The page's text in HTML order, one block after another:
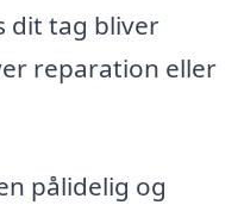
dit tag bliver
reparation eller
pålidelig og